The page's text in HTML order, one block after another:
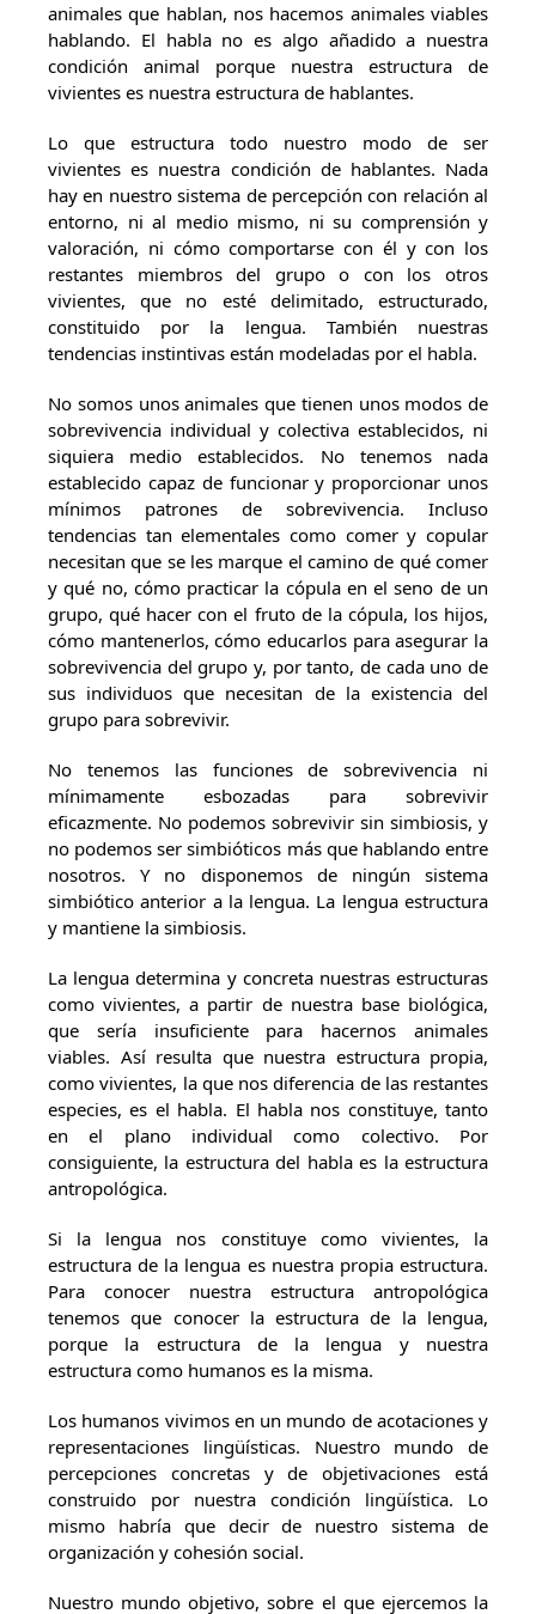
animales que hablan, nos hacemos animales viables
hablando. El habla no es algo añadido a nuestra
condición animal porque nuestra estructura de
vivientes es nuestra estructura de hablantes.
Lo que estructura todo nuestro modo de ser
vivientes es nuestra condición de hablantes. Nada
hay en nuestro sistema de percepción con relación al
entorno, ni al medio mismo, ni su comprensión y
valoración, ni cómo comportarse con él y con los
restantes miembros del grupo o con los otros
vivientes, que no esté delimitado, estructurado,
constituido por la lengua. También nuestras
tendencias instintivas están modeladas por el habla.
No somos unos animales que tienen unos modos de
sobrevivencia individual y colectiva establecidos, ni
siquiera medio establecidos. No tenemos nada
establecido capaz de funcionar y proporcionar unos
mínimos patrones de sobrevivencia. Incluso
tendencias tan elementales como comer y copular
necesitan que se les marque el camino de qué comer
y qué no, cómo practicar la cópula en el seno de un
grupo, qué hacer con el fruto de la cópula, los hijos,
cómo mantenerlos, cómo educarlos para asegurar la
sobrevivencia del grupo y, por tanto, de cada uno de
sus individuos que necesitan de la existencia del
grupo para sobrevivir.
No tenemos las funciones de sobrevivencia ni
mínimamente esbozadas para sobrevivir
eficazmente. No podemos sobrevivir sin simbiosis, y
no podemos ser simbióticos más que hablando entre
nosotros. Y no disponemos de ningún sistema
simbiótico anterior a la lengua. La lengua estructura
y mantiene la simbiosis.
La lengua determina y concreta nuestras estructuras
como vivientes, a partir de nuestra base biológica,
que sería insuficiente para hacernos animales
viables. Así resulta que nuestra estructura propia,
como vivientes, la que nos diferencia de las restantes
especies, es el habla. El habla nos constituye, tanto
en el plano individual como colectivo. Por
consiguiente, la estructura del habla es la estructura
antropológica.
Si la lengua nos constituye como vivientes, la
estructura de la lengua es nuestra propia estructura.
Para conocer nuestra estructura antropológica
tenemos que conocer la estructura de la lengua,
porque la estructura de la lengua y nuestra
estructura como humanos es la misma.
Los humanos vivimos en un mundo de acotaciones y
representaciones lingüísticas. Nuestro mundo de
percepciones concretas y de objetivaciones está
construido por nuestra condición lingüística. Lo
mismo habría que decir de nuestro sistema de
organización y cohesión social.
Nuestro mundo objetivo, sobre el que ejercemos la